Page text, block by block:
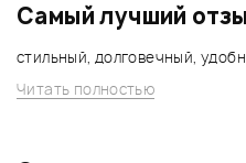
Самый лучший
стильный, долговечный,
Читать полностью